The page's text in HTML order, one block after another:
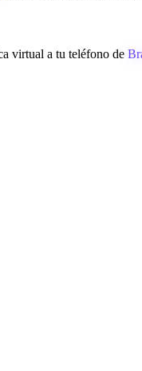
virtual a tu teléfono de